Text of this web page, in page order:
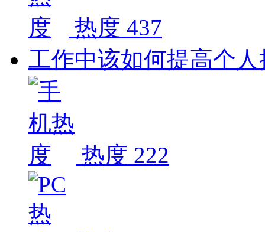
热度 437
工作中该如何提高个
热度 222